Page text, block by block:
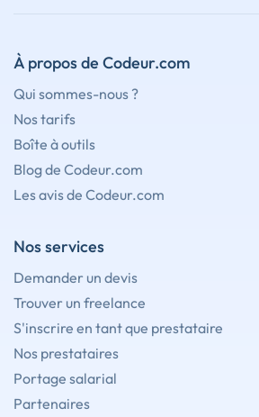
À propos de Codeur.com
Qui sommes-nous ?
Nos tarifs
Boîte à outils
Blog de Codeur.com
Les avis de Codeur.com
Nos services
Demander un devis
Trouver un freelance
S'inscrire en tant que prestataire
Nos prestataires
Portage salarial
Partenaires